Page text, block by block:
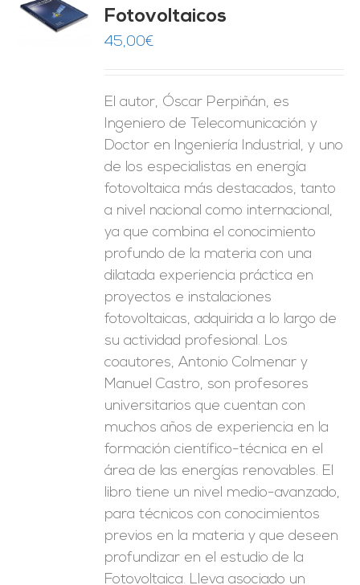
Fotovoltaicos
45,00€
El autor, Óscar Perpiñán, es
Ingeniero de Telecomunicación y
Doctor en Ingeniería Industrial, y uno
de los especialistas en energía
fotovoltaica más destacados, tanto
a nivel nacional como internacional,
ya que combina el conocimiento
profundo de la materia con una
dilatada experiencia práctica en
proyectos e instalaciones
fotovoltaicas, adquirida a lo largo de
su actividad profesional. Los
coautores, Antonio Colmenar y
Manuel Castro, son profesores
universitarios que cuentan con
muchos años de experiencia en la
formación científico-técnica en el
área de las energías renovables. El
libro tiene un nivel medio-avanzado,
para técnicos con conocimientos
previos en la materia y que deseen
profundizar en el estudio de la
Fotovoltaica. Lleva asociado un